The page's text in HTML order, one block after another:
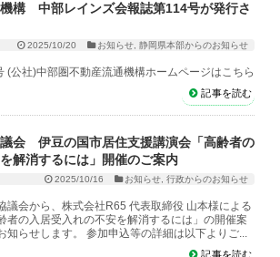
構 中部レインズ会報誌第114号が発行さ
2025/10/20 お知らせ 静岡県本部からのお知らせ
(公社)中部圏不動産流通機構ホームページはこちら
記事を読む
会 伊豆の国市居住支援講演会「高齢者の
解消するには」開催のご案内
2025/10/16 お知らせ 行政からのお知らせ
議会から、株式会社R65 代表取締役 山本様による
者の入居受入れの不安を解消するには」の開催案
知らせします。 参加申込等の詳細は以下よりご...
記事を読む